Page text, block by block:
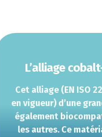
L’alliage
Cet alliage (EN ISO
en vigueur) d’une
également
les autres. Ce